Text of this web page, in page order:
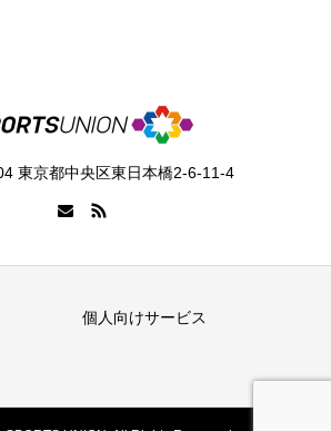
東京都中央区東日本橋2-6-11-4
個人向けサービス